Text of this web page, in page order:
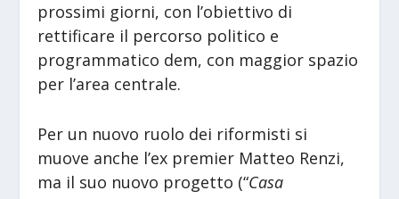
prossimi giorni, con l’obiettivo di
rettificare il percorso politico e
programmatico dem, con maggior spazio
per l’area centrale.
Per un nuovo ruolo dei riformisti si
muove anche l’ex premier Matteo Renzi,
ma il suo nuovo progetto (“Casa